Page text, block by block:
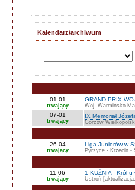
Kalendarz/archiwum
01-01
trwający
GRAND PRIX
Woj. Warmińsko-
07-01
trwający
IX Memoriał
Gorzów
26-04
trwający
Liga Juniorów w
Pyrzyce - Krzęcin -
11-06
trwający
1 KUŹNIA - Król u
Ustroń